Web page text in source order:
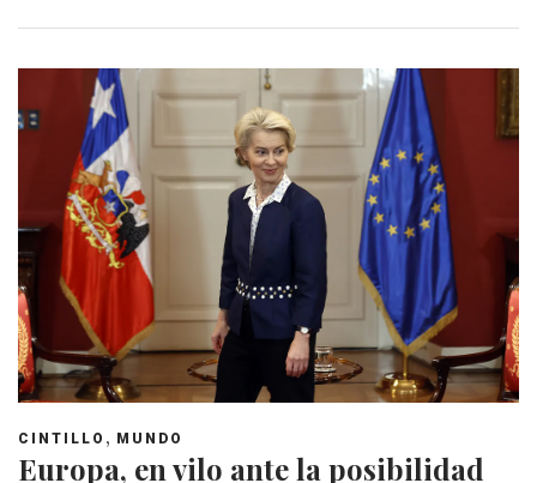
CINTILLO , MUNDO
Europa, en vilo ante la posibilidad